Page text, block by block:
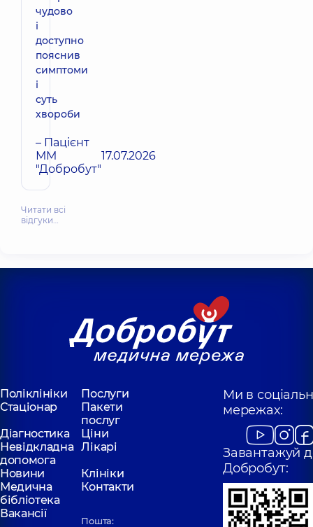
чудово
і
доступно
пояснив
симптоми
і
суть
хвороби
– Пацієнт
ММ
"Добробут"
17.07.2026
Читати всі
відгуки…
Поліклініки
Послуги
Стаціонар
Пакети
послуг
Діагностика
Ціни
Невідкладна
допомога
Лікарі
Новини
Клініки
Медична
бібліотека
Контакти
Вакансії
Пошта:
Ми в
мережах:
Завантажуй
Добробут: